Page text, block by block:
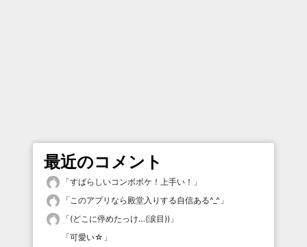
最近のコメント
「すばらしいコンボボケ！上手い！ 」
「 このアプリなら殿堂入りする自信ある^_^ 」
「(どこに停めたっけ…(涙目)) 」
「可愛い☆ 」